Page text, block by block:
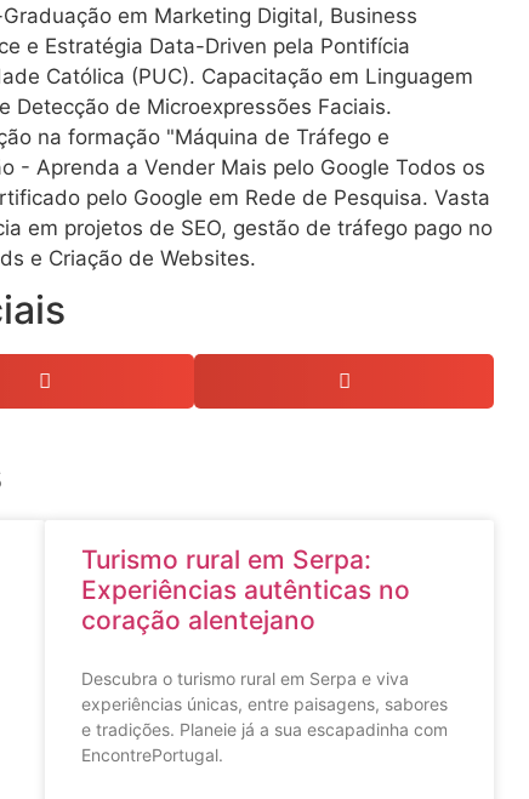
em Marketing Digital, Business
e Estratégia Data-Driven pela Pontifícia
Católica (PUC). Capacitação em Linguagem
Detecção de Microexpressões Faciais.
na formação "Máquina de Tráfego e
- Aprenda a Vender Mais pelo Google Todos os
pelo Google em Rede de Pesquisa. Vasta
em projetos de SEO, gestão de tráfego pago no
e Criação de Websites.
Turismo rural em Serpa:
Experiências autênticas no
coração alentejano
Descubra o turismo rural em Serpa e viva
experiências únicas, entre paisagens, sabores
e tradições. Planeie já a sua escapadinha com
EncontrePortugal.